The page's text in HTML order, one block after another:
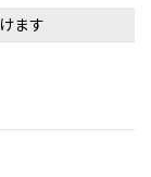
ます